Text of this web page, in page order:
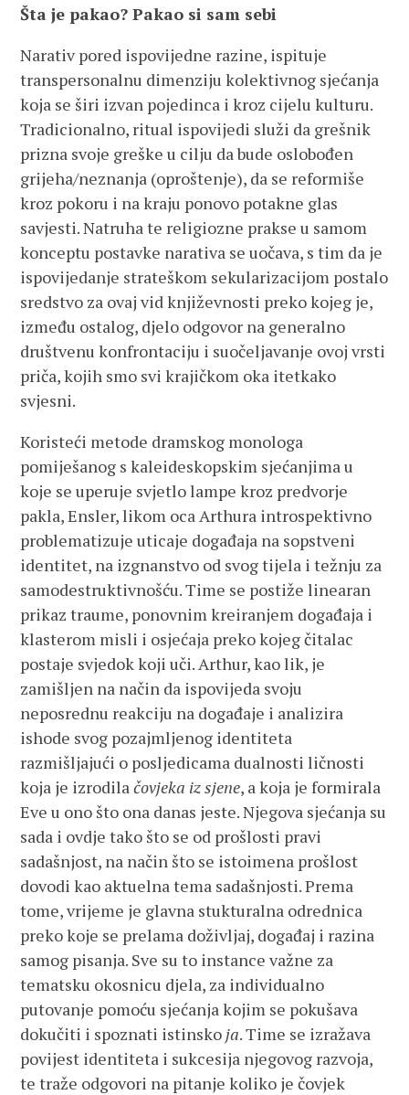
Šta je pakao? Pakao si sam sebi
Narativ pored ispovijedne razine, ispituje
transpersonalnu dimenziju kolektivnog sjećanja
koja se širi izvan pojedinca i kroz cijelu kulturu.
Tradicionalno, ritual ispovijedi služi da grešnik
prizna svoje greške u cilju da bude oslobođen
grijeha/neznanja (oproštenje), da se reformiše
kroz pokoru i na kraju ponovo potakne glas
savjesti. Natruha te religiozne prakse u samom
konceptu postavke narativa se uočava, s tim da je
ispovijedanje strateškom sekularizacijom postalo
sredstvo za ovaj vid književnosti preko kojeg je,
između ostalog, djelo odgovor na generalno
društvenu konfrontaciju i suočeljavanje ovoj vrsti
priča, kojih smo svi krajičkom oka itetkako
svjesni.
Koristeći metode dramskog monologa
pomiješanog s kaleideskopskim sjećanjima u
koje se uperuje svjetlo lampe kroz predvorje
pakla, Ensler, likom oca Arthura introspektivno
problematizuje uticaje događaja na sopstveni
identitet, na izgnanstvo od svog tijela i težnju za
samodestruktivnošću. Time se postiže linearan
prikaz traume, ponovnim kreiranjem događaja i
klasterom misli i osjećaja preko kojeg čitalac
postaje svjedok koji uči. Arthur, kao lik, je
zamišljen na način da ispovijeda svoju
neposrednu reakciju na događaje i analizira
ishode svog pozajmljenog identiteta
razmišljajući o posljedicama dualnosti ličnosti
koja je izrodilačovjeka iz sjene, a koja je formirala
Eve u ono što ona danas jeste. Njegova sjećanja su
sada i ovdje tako što se od prošlosti pravi
sadašnjost, na način što se istoimena prošlost
dovodi kao aktuelna tema sadašnjosti. Prema
tome, vrijeme je glavna stukturalna odrednica
preko koje se prelama doživljaj, događaj i razina
samog pisanja. Sve su to instance važne za
tematsku okosnicu djela, za individualno
putovanje pomoću sjećanja kojim se pokušava
dokučiti i spoznati istinskoja. Time se izražava
povijest identiteta i sukcesija njegovog razvoja,
te traže odgovori na pitanje koliko je čovjek